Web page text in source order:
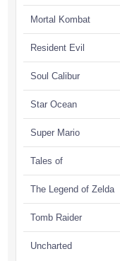
Mortal Kombat
Resident Evil
Soul Calibur
Star Ocean
Super Mario
Tales of
The Legend of Zelda
Tomb Raider
Uncharted